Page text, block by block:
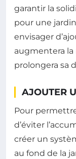
garantir la
pour une
envisager
augmentera la
prolongera sa
AJOUTER
Pour
d’éviter
créer un
au fond de la